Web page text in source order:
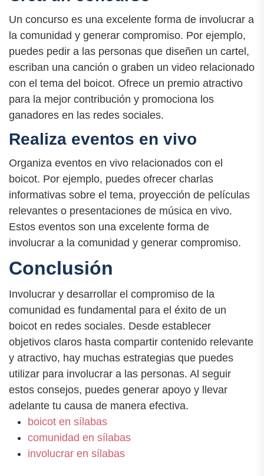
Un concurso es una excelente forma de involucrar a
la comunidad y generar compromiso. Por ejemplo,
puedes pedir a las personas que diseñen un cartel,
escriban una canción o graben un video relacionado
con el tema del boicot. Ofrece un premio atractivo
para la mejor contribución y promociona los
ganadores en las redes sociales.
Realiza eventos en vivo
Organiza eventos en vivo relacionados con el
boicot. Por ejemplo, puedes ofrecer charlas
informativas sobre el tema, proyección de películas
relevantes o presentaciones de música en vivo.
Estos eventos son una excelente forma de
involucrar a la comunidad y generar compromiso.
Conclusión
Involucrar y desarrollar el compromiso de la
comunidad es fundamental para el éxito de un
boicot en redes sociales. Desde establecer
objetivos claros hasta compartir contenido relevante
y atractivo, hay muchas estrategias que puedes
utilizar para involucrar a las personas. Al seguir
estos consejos, puedes generar apoyo y llevar
adelante tu causa de manera efectiva.
boicot en sílabas
comunidad en sílabas
involucrar en sílabas